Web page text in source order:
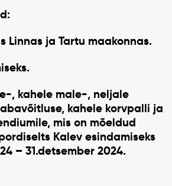
Linnas ja Tartu maakonnas.
, kahele male-, neljale
kahele korvpalli ja
mis on mõeldud
Kalev esindamiseks
– 31.detsember 2024.